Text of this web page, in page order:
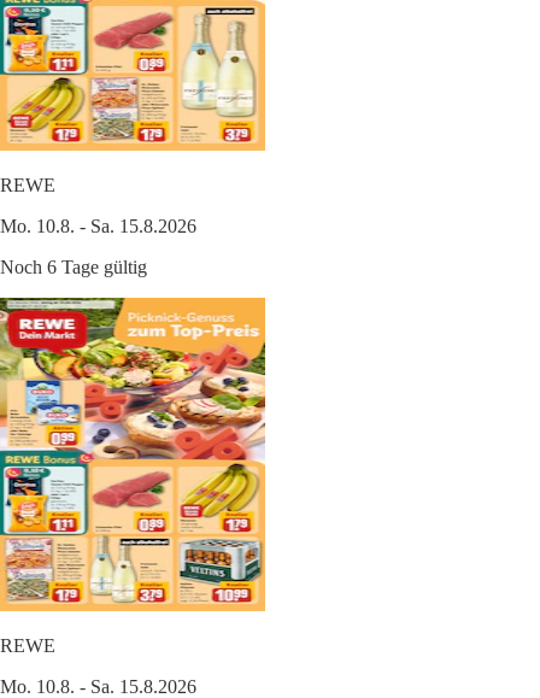
REWE
Mo. 10.8. - Sa. 15.8.2026
Noch 6 Tage gültig
REWE
Mo. 10.8. - Sa. 15.8.2026